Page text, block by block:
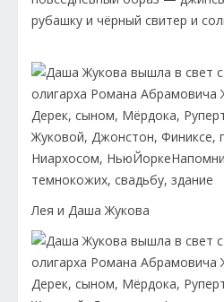
рубашку и чёрный свитер и
Лея и Даша Жукова